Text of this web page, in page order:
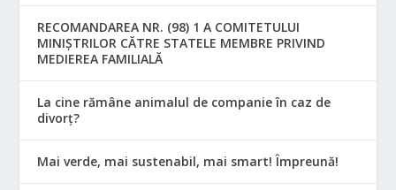
RECOMANDAREA NR. (98) 1 A COMITETULUI
MINIŞTRILOR CĂTRE STATELE MEMBRE PRIVIND
MEDIEREA FAMILIALĂ
La cine rămâne animalul de companie în caz de
divorț?
Mai verde, mai sustenabil, mai smart! Împreună!